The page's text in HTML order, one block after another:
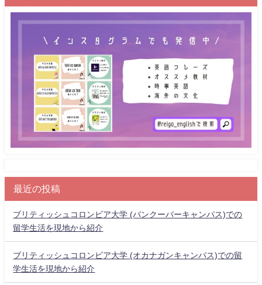
最近の投稿
ブリティッシュコロンビア大学 (バンクーバーキャンパス)での
留学生活を現地から紹介
ブリティッシュコロンビア大学 (オカナガンキャンパス)での留
学生活を現地から紹介